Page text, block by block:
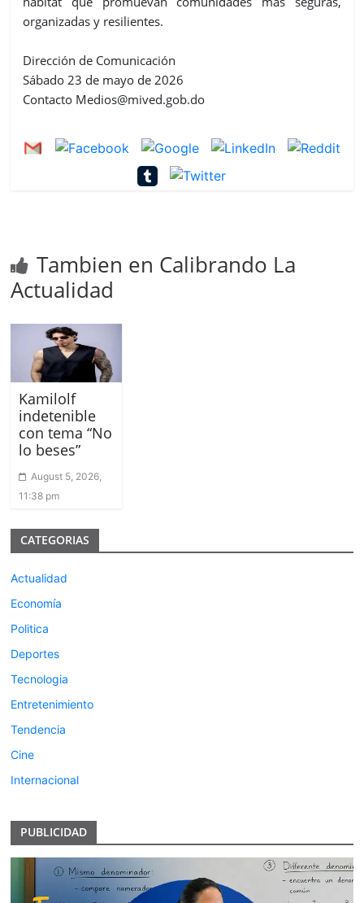
organizadas y resilientes.
Dirección de Comunicación
Sábado 23 de mayo de 2026
Contacto Medios@mived.gob.do
Tambien en Calibrando La
Actualidad
Kamilolf
indetenible
con tema “No
lo beses”
August 5, 2026,
11:38 pm
CATEGORIAS
Actualidad
Economía
Politica
Deportes
Tecnologia
Entretenimiento
Tendencia
Cine
Internacional
PUBLICIDAD